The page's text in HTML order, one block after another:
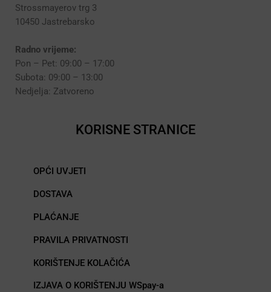
Strossmayerov trg 3
10450 Jastrebarsko
Radno vrijeme:
Pon – Pet: 09:00 – 17:00
Subota: 09:00 – 13:00
Nedjelja: Zatvoreno
KORISNE STRANICE
OPĆI UVJETI
DOSTAVA
PLAĆANJE
PRAVILA PRIVATNOSTI
KORIŠTENJE KOLAČIĆA
IZJAVA O KORIŠTENJU WSpay-a